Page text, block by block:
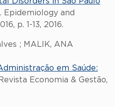
. Epidemiology and
p. 1-13, 2016.
; MALIK, ANA
em Saúde:
Economia & Gestão,